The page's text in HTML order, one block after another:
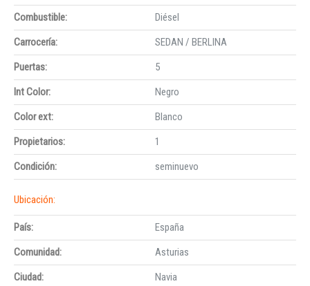
Combustible:
Diésel
Carrocería:
SEDAN / BERLINA
Puertas:
5
Int Color:
Negro
Color ext:
Blanco
Propietarios:
1
Condición:
seminuevo
Ubicación:
País:
España
Comunidad:
Asturias
Ciudad:
Navia